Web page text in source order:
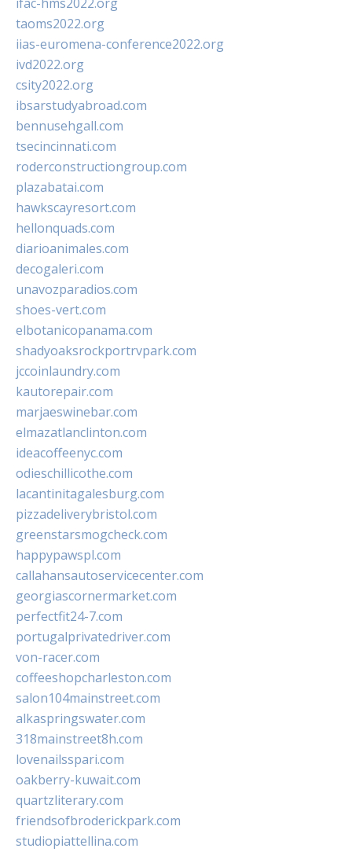
taoms2022.org
iias-euromena-conference2022.org
ivd2022.org
csity2022.org
ibsarstudyabroad.com
bennusehgall.com
tsecincinnati.com
roderconstructiongroup.com
plazabatai.com
hawkscayresort.com
hellonquads.com
diarioanimales.com
decogaleri.com
unavozparadios.com
shoes-vert.com
elbotanicopanama.com
shadyoaksrockportrvpark.com
jccoinlaundry.com
kautorepair.com
marjaeswinebar.com
elmazatlanclinton.com
ideacoffeenyc.com
odieschillicothe.com
lacantinitagalesburg.com
pizzadeliverybristol.com
greenstarsmogcheck.com
happypawspl.com
callahansautoservicecenter.com
georgiascornermarket.com
perfectfit24-7.com
portugalprivatedriver.com
von-racer.com
coffeeshopcharleston.com
salon104mainstreet.com
alkaspringswater.com
318mainstreet8h.com
lovenailsspari.com
oakberry-kuwait.com
quartzliterary.com
friendsofbroderickpark.com
studiopiattellina.com